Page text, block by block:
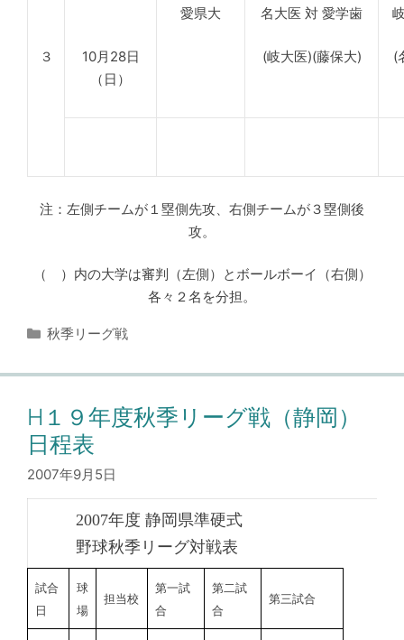
３
10月28日
（日）
愛県大 名大医 対 愛学歯
(岐大医)(藤保大) (
注：左側チームが１塁側先攻、右側チームが３塁側後
攻。
（ ）内の大学は審判（左側）とボールボーイ（右側）
各々２名を分担。
カ
ゴ
ー
秋季リーグ戦
H１９年度秋季リーグ戦（静岡）
日程表
2007年9月5日
2007年度 静岡県準硬式
野球秋季リーグ対戦表
試合
日
球
場
担当校
第一試
合
第二試
合
第三試合